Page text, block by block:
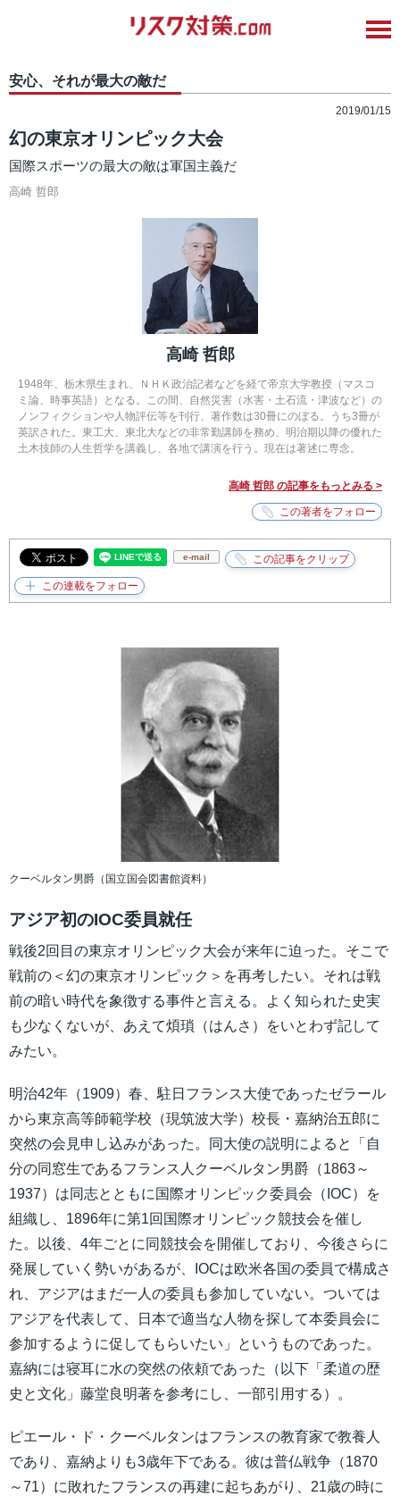
安心、それが最大の敵だ
2019/01/15
幻の東京オリンピック大会
国際スポーツの最大の敵は軍国主義だ
高崎 哲郎
高崎 哲郎
1948年、栃木県生まれ、ＮＨＫ政治記者などを経て帝京大学教授（マスコ
ミ論、時事英語）となる。この間、自然災害（水害・土石流・津波など）の
ノンフィクションや人物評伝等を刊行、著作数は30冊にのぼる。うち3冊が
英訳された。東工大、東北大などの非常勤講師を務め、明治期以降の優れた
土木技師の人生哲学を講義し、各地で講演を行う。現在は著述に専念。
高崎 哲郎 の記事をもっとみる >
e-mail
クーベルタン男爵（国立国会図書館資料）
アジア初のIOC委員就任
戦後2回目の東京オリンピック大会が来年に迫った。そこで
戦前の＜幻の東京オリンピック＞を再考したい。それは戦
前の暗い時代を象徴する事件と言える。よく知られた史実
も少なくないが、あえて煩瑣（はんさ）をいとわず記して
みたい。
明治42年（1909）春、駐日フランス大使であったゼラール
から東京高等師範学校（現筑波大学）校長・嘉納治五郎に
突然の会見申し込みがあった。同大使の説明によると「自
分の同窓生であるフランス人クーベルタン男爵（1863～
1937）は同志とともに国際オリンピック委員会（IOC）を
組織し、1896年に第1回国際オリンピック競技会を催し
た。以後、4年ごとに同競技会を開催しており、今後さらに
発展していく勢いがあるが、IOCは欧米各国の委員で構成さ
れ、アジアはまだ一人の委員も参加していない。ついては
アジアを代表して、日本で適当な人物を探して本委員会に
参加するように促してもらいたい」というものであった。
嘉納には寝耳に水の突然の依頼であった（以下「柔道の歴
史と文化」藤堂良明著を参考にし、一部引用する）。
ピエール・ド・クーベルタンはフランスの教育家で教養人
であり、嘉納よりも3歳年下である。彼は普仏戦争（1870
～71）に敗れたフランスの再建に起ちあがり、21歳の時に